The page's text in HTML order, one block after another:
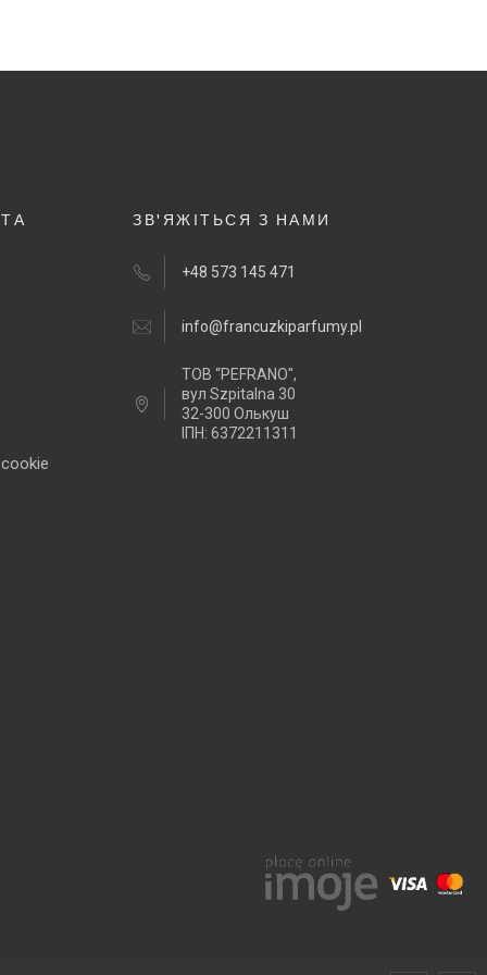
ЗВ'ЯЖІТЬСЯ З НАМИ
+48 573 145 471
info@francuzkiparfumy.pl
ТОВ “PEFRANO",
вул Szpitalna 30
32-300 Олькуш
ІПН: 6372211311